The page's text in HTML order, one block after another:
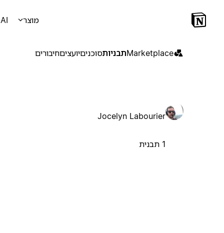
מוצר AI
Marketplaceתבניותסוכניםיועציםחיבורים
Jocelyn Labourier
1 תבנית